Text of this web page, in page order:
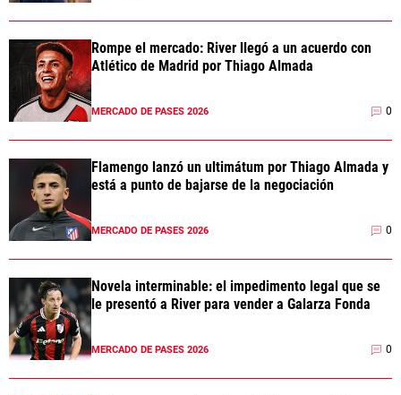
Rompe el mercado: River llegó a un acuerdo con
Atlético de Madrid por Thiago Almada
MERCADO DE PASES 2026 0
Flamengo lanzó un ultimátum por Thiago Almada y
está a punto de bajarse de la negociación
MERCADO DE PASES 2026 0
Novela interminable: el impedimento legal que se
le presentó a River para vender a Galarza Fonda
MERCADO DE PASES 2026 0